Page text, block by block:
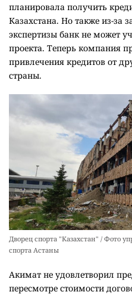
планировала получить
Казахстана. Но также из-за
экспертизы банк не может
проекта. Теперь компания
привлечения кредитов от
страны.
Дворец спорта "Казахстан" / Фото
спорта Астаны
Акимат не удовлетворил
пересмотре стоимости